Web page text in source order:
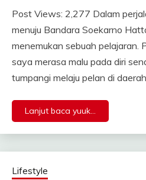
Post Views: 2,277 Dalam
menuju Bandara Soekarno
menemukan sebuah pelajaran.
saya merasa malu pada diri
tumpangi melaju pelan di
Lanjut baca yuuk...
Lifestyle